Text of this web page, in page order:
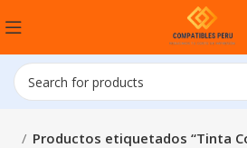
Productos etiquetados “Tinta